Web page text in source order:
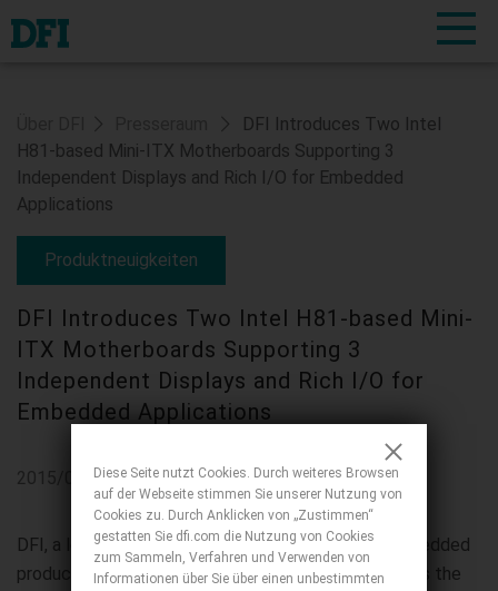
DFI Introduces Two Intel
H81-based Mini-ITX Motherboards Supporting 3
Independent Displays and Rich I/O for Embedded
Applications
Produktneuigkeiten
DFI Introduces Two Intel H81-based Mini-
ITX Motherboards Supporting 3
Independent Displays and Rich I/O for
Embedded Applications
2015/02/04
DFI, a leading provider offering a wide range of embedded
products for industrial applications, today announces the
Diese Seite nutzt Cookies. Durch weiteres Browsen
auf der Webseite stimmen Sie unserer Nutzung von
Cookies zu. Durch Anklicken von „Zustimmen“
gestatten Sie dfi.com die Nutzung von Cookies
zum Sammeln, Verfahren und Verwenden von
Informationen über Sie über einen unbestimmten